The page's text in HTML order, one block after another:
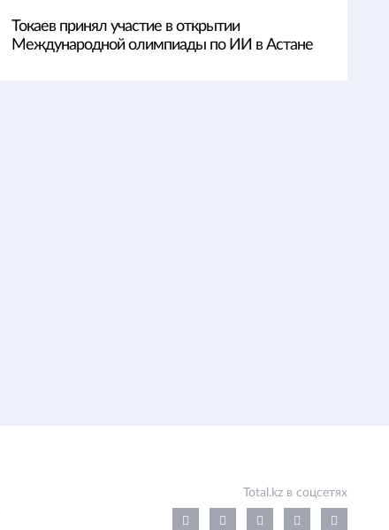
Токаев принял участие в открытии
Международной олимпиады по ИИ в Астане
Total.kz в соцсетях